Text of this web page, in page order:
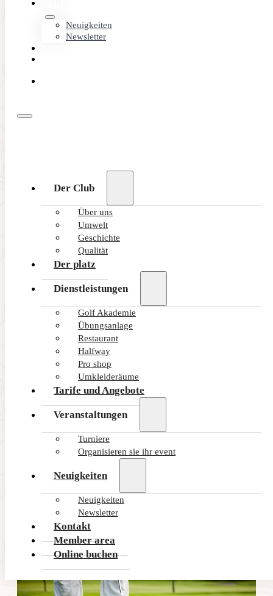
Neuigkeiten
Newsletter
Der Club
Über uns
Umwelt
Geschichte
Qualität
Der platz
Dienstleistungen
Golf Akademie
Übungsanlage
Restaurant
Halfway
Pro shop
Umkleideräume
Tarife und Angebote
Veranstaltungen
Turniere
Organisieren sie ihr event
Neuigkeiten
Neuigkeiten
Newsletter
Kontakt
Member area
Online buchen